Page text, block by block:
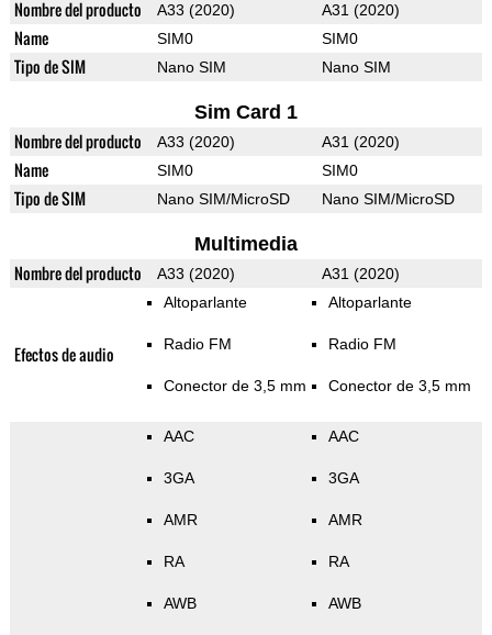
Nombre del producto A33 (2020) A31 (2020)
Name SIM0 SIM0
Tipo de SIM Nano SIM Nano SIM
Sim Card 1
Nombre del producto A33 (2020) A31 (2020)
Name SIM0 SIM0
Tipo de SIM Nano SIM/MicroSD Nano SIM/MicroSD
Multimedia
Nombre del producto A33 (2020) A31 (2020)
Efectos de audio
Altoparlante
Radio FM
Conector de 3,5 mm
Altoparlante
Radio FM
Conector de 3,5 mm
AAC
3GA
AMR
RA
AWB
AAC
3GA
AMR
RA
AWB